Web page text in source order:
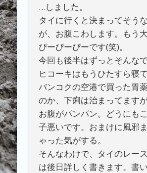
…しました。
タイに行くと決まってそう
が、お腹こわします。もう大
ぴーぴーぴーです(笑)。
今回も後半はずっとそんな
ヒコーキはもうひたすら寝て
バンコクの空港で買った胃
のか、下痢は治まってます
お腹がパンパン。どうにも
子悪いです。おまけに風邪
ゃった気がする。
そんなわけで、タイのレー
は後日詳しく書きます。書